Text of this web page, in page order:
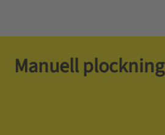
Manuell plockning